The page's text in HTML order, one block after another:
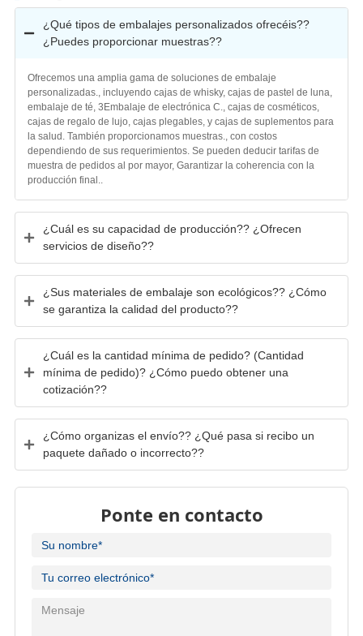
¿Puedes proporcionar muestras??
personalizadas., incluyendo cajas de whisky, cajas de pastel de luna,
embalaje de té, 3Embalaje de electrónica C., cajas de cosméticos,
cajas de regalo de lujo, cajas plegables, y cajas de suplementos para
la salud. También proporcionamos muestras., con costos
dependiendo de sus requerimientos. Se pueden deducir tarifas de
muestra de pedidos al por mayor, Garantizar la coherencia con la
producción final..
servicios de diseño??
se garantiza la calidad del producto??
mínima de pedido)? ¿Cómo puedo obtener una
cotización??
paquete dañado o incorrecto??
Ponte en contacto